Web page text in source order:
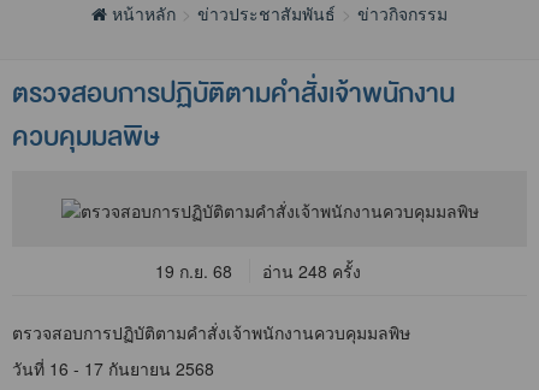
หน้าหลัก ข่าวประชาสัมพันธ์ ข่าวกิจกรรม
ตรวจสอบการปฏิบัติตามคำสั่งเจ้าพนักงาน
ควบคุมมลพิษ
19 ก.ย. 68 อ่าน 248 ครั้ง
ตรวจสอบการปฏิบัติตามคำสั่งเจ้าพนักงานควบคุมมลพิษ
วันที่ 16 - 17 กันยายน 2568